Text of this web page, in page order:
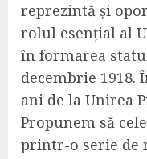
reprezintă și
rolul esențial al
în formarea
decembrie 1918.
ani de la Unirea
Propunem să
printr-o serie de